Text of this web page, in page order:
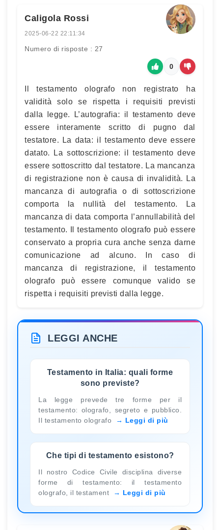
Caligola Rossi
2025-06-22 22:11:34
Numero di risposte : 27
0
Il testamento olografo non registrato ha
validità solo se rispetta i requisiti previsti
dalla legge. L’autografia: il testamento deve
essere interamente scritto di pugno dal
testatore. La data: il testamento deve essere
datato. La sottoscrizione: il testamento deve
essere sottoscritto dal testatore. La mancanza
di registrazione non è causa di invalidità. La
mancanza di autografia o di sottoscrizione
comporta la nullità del testamento. La
mancanza di data comporta l’annullabilità del
testamento. Il testamento olografo può essere
conservato a propria cura anche senza darne
comunicazione ad alcuno. In caso di
mancanza di registrazione, il testamento
olografo può essere comunque valido se
rispetta i requisiti previsti dalla legge.
LEGGI ANCHE
Testamento in Italia: quali forme
sono previste?
La legge prevede tre forme per il
testamento: olografo, segreto e pubblico.
Il testamento olografo
Leggi di più
Che tipi di testamento esistono?
Il nostro Codice Civile disciplina diverse
forme di testamento: il testamento
olografo, il testament
Leggi di più